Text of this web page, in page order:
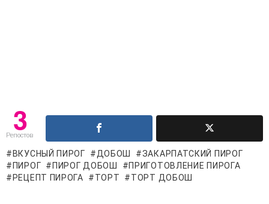
3
Репостов
ВКУСНЫЙ ПИРОГ ДОБОШ
ЗАКАРПАТСКИЙ ПИРОГ
ПИРОГ
ПИРОГ ДОБОШ
ПРИГОТОВЛЕНИЕ ПИРОГА
РЕЦЕПТ ПИРОГА
ТОРТ ТОРТ ДОБОШ